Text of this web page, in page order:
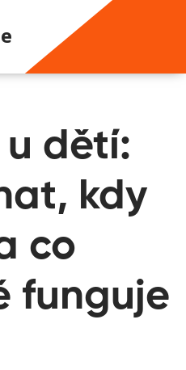
u dětí:
kdy
co
funguje